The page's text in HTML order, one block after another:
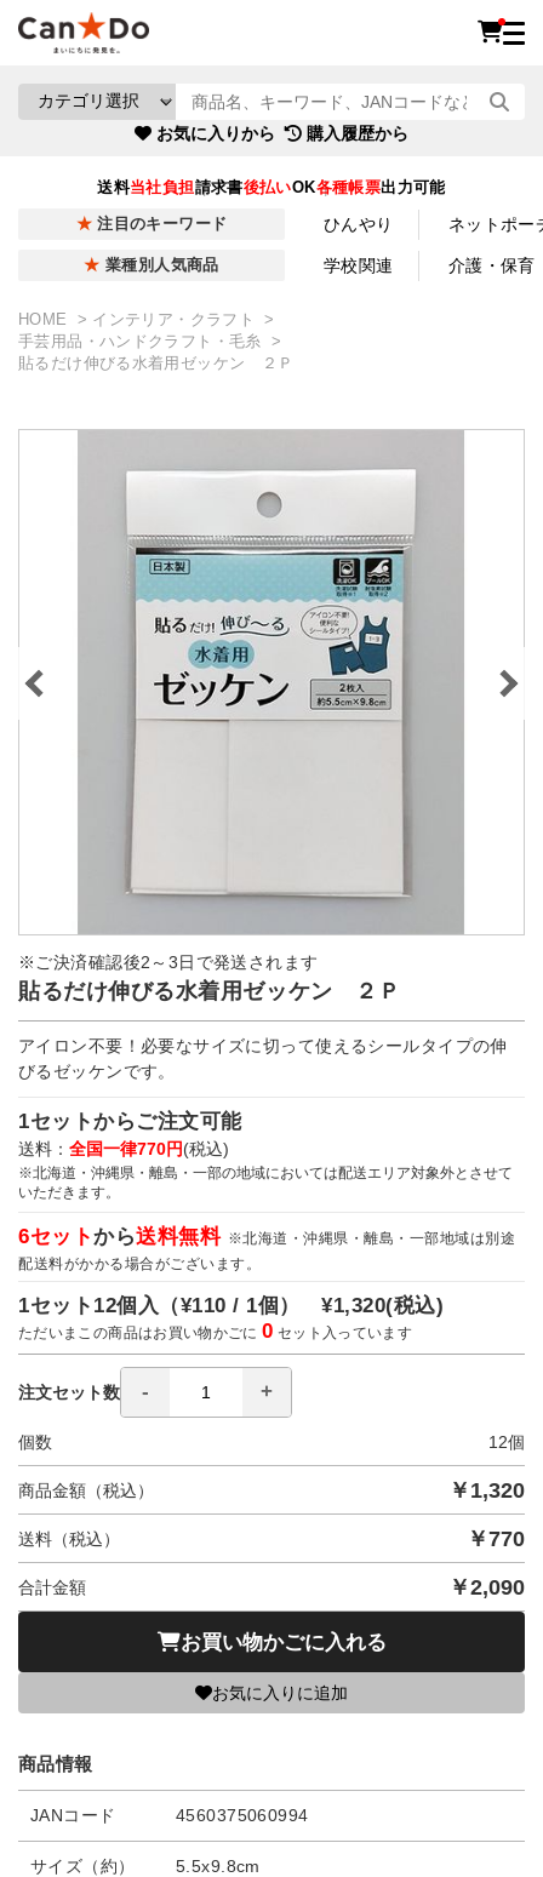
お気に入りから 購入履歴から
送料当社負担請求書後払いOK各種帳票出力可能
注目のキーワード ひんやり ネットポー
業種別人気商品 学校関連 介護・保育
HOME
インテリア・クラフト
手芸用品・ハンドクラフト・毛糸
貼るだけ伸びる水着用ゼッケン ２Ｐ
※ご決済確認後2～3日で発送されます
貼るだけ伸びる水着用ゼッケン ２Ｐ
アイロン不要！必要なサイズに切って使えるシールタイプの伸
びるゼッケンです。
1セットからご注文可能
送料： 全国一律770円(税込)
※北海道・沖縄県・離島・一部の地域においては配送エリア対象外とさせて
いただきます。
6セットから送料無料 ※北海道・沖縄県・離島・一部地域は別途
配送料がかかる場合がございます。
1セット12個入（¥110 / 1個）¥1,320(税込)
ただいまこの商品はお買い物かごに0 セット入っています
注文セット数
個数 12個
商品金額（税込） ￥ 1,320
送料（税込） ￥770
合計金額 ￥2,090
お買い物かごに入れる
お気に入りに追加
商品情報
JANコード 4560375060994
サイズ（約） 5.5x9.8cm